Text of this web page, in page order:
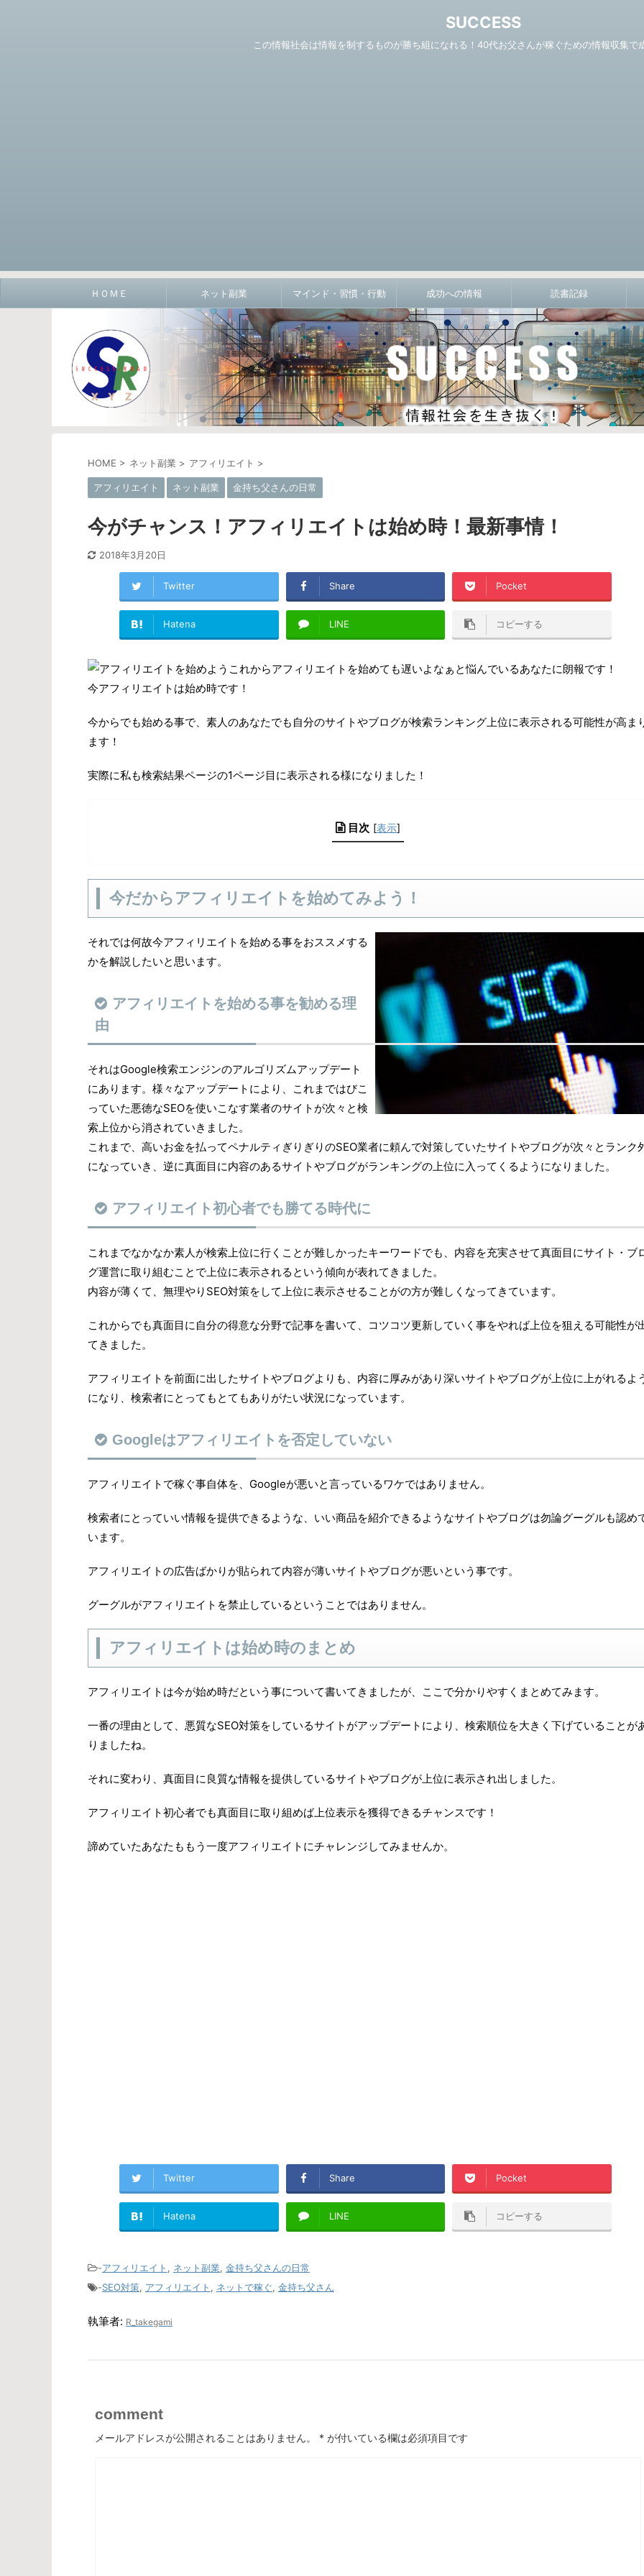
SUCCESS
この情報社会は情報を制するものが勝ち組になれる！40代お父さんが稼ぐための情報収集で
ＨＯＭＥ ネット副業 マインド・習慣・行動 成功への情報 読書記録
HOME > ネット副業 > アフィリエイト >
アフィリエイト ネット副業 金持ち父さんの日常
今がチャンス！アフィリエイトは始め時！最新事情！
2018年3月20日
Twitter Share Pocket
Hatena LINE コピーする
これからアフィリエイトを始めても遅いよなぁと悩んでいるあなたに朗報です！
今アフィリエイトは始め時です！
今からでも始める事で、素人のあなたでも自分のサイトやブログが検索ランキング上位に表示される可能性が高ま
ます！
実際に私も検索結果ページの1ページ目に表示される様になりました！
目次 [表示]
今だからアフィリエイトを始めてみよう！
それでは何故今アフィリエイトを始める事をおススメする
かを解説したいと思います。
アフィリエイトを始める事を勧める理
由
それはGoogle検索エンジンのアルゴリズムアップデート
にあります。様々なアップデートにより、これまではびこ
っていた悪徳なSEOを使いこなす業者のサイトが次々と検
索上位から消されていきました。
これまで、高いお金を払ってペナルティぎりぎりのSEO業者に頼んで対策していたサイトやブログが次々とランク
になっていき、逆に真面目に内容のあるサイトやブログがランキングの上位に入ってくるようになりました。
アフィリエイト初心者でも勝てる時代に
これまでなかなか素人が検索上位に行くことが難しかったキーワードでも、内容を充実させて真面目にサイト・ブ
グ運営に取り組むことで上位に表示されるという傾向が表れてきました。
内容が薄くて、無理やりSEO対策をして上位に表示させることがの方が難しくなってきています。
これからでも真面目に自分の得意な分野で記事を書いて、コツコツ更新していく事をやれば上位を狙える可能性が
てきました。
アフィリエイトを前面に出したサイトやブログよりも、内容に厚みがあり深いサイトやブログが上位に上がれるよ
になり、検索者にとってもとてもありがたい状況になっています。
Googleはアフィリエイトを否定していない
アフィリエイトで稼ぐ事自体を、Googleが悪いと言っているワケではありません。
検索者にとっていい情報を提供できるような、いい商品を紹介できるようなサイトやブログは勿論グーグルも認め
います。
アフィリエイトの広告ばかりが貼られて内容が薄いサイトやブログが悪いという事です。
グーグルがアフィリエイトを禁止しているということではありません。
アフィリエイトは始め時のまとめ
アフィリエイトは今が始め時だという事について書いてきましたが、ここで分かりやすくまとめてみます。
一番の理由として、悪質なSEO対策をしているサイトがアップデートにより、検索順位を大きく下げていることが
りましたね。
それに変わり、真面目に良質な情報を提供しているサイトやブログが上位に表示され出しました。
アフィリエイト初心者でも真面目に取り組めば上位表示を獲得できるチャンスです！
諦めていたあなたももう一度アフィリエイトにチャレンジしてみませんか。
Twitter Share Pocket
Hatena LINE コピーする
-アフィリエイト , ネット副業, 金持ち父さんの日常
-SEO対策, アフィリエイト , ネットで稼ぐ, 金持ち父さん
執筆者: R_takegami
comment
メールアドレスが公開されることはありません。 * が付いている欄は必須項目です